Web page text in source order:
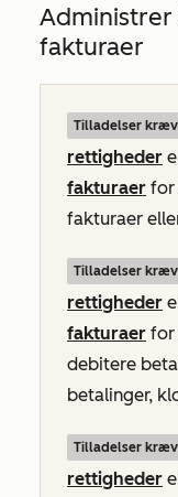
fakturaer
Tilladelser
rettigheder
fakturaer for
fakturaer
Tilladelser
rettigheder
fakturaer for
debitere
betalinger,
Tilladelser
rettigheder